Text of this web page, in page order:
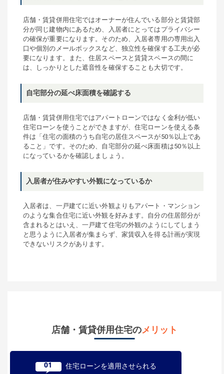
店舗・賃貸併用住宅ではオーナーが住んでいる部分と賃貸部
分が同じ建物内にあるため、入居者にとってはプライバシー
の確保が重要になります。そのため、入居者専用の専用出入
口や個別のメールボックスなど、独立性を確保する工夫が必
要になります。また、住居スペースと賃貸スペースの間に
は、しっかりとした遮音性を確保することも大切です。
自宅部分の延べ床面積を確認する
店舗・賃貸併用住宅ではアパートローンではなく金利が低い
住宅ローンを使うことができますが、住宅ローンを使える条
件は「住宅の面積のうち自宅の居住スペースが50％以上であ
ること」です。そのため、自宅部分の延べ床面積は50％以上
になっているかを確認しましょう。
入居者が住みやすい外観になっているか
入居者は、一戸建てに近い外観よりもアパート・マンション
のような集合住宅に近い外観を好みます。自分の住居部分が
含まれるとはいえ、一戸建て住宅の外観のようにしてしまう
と思うように入居者が集まらず、家賃収入を得る計画が実現
できないリスクがあります。
店舗・賃貸併用住宅のメリット
01 住宅ローンを適用させられる